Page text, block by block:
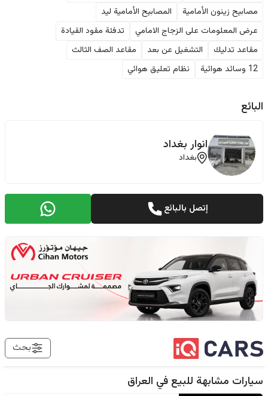
مصابيح زينون الأمامية
المصابيح الأمامية ليد
عرض المعلومات على الزجاج الامامي
تدفئة مقود القيادة
مقاعد تدليك
التشغيل عن بعد
مقاعد الصف الثالث
12 وسائد هوائية
نظام تعليق هوائي
البائع
انوار بغداد
بغداد
إتصل بالبائع
بحث
سيارات مشابهة للبيع في العراق